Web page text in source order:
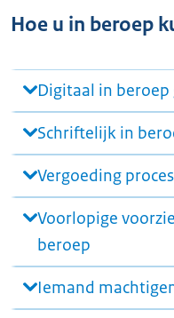
Hoe u in beroep
Digitaal in beroep
Schriftelijk in
Vergoeding
Voorlopige
beroep
Iemand